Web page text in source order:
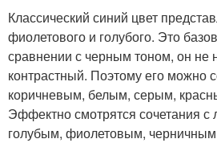
Классический синий цвет
фиолетового и голубого. Это
сравнении с черным тоном, он не
контрастный. Поэтому его можно
коричневым, белым, серым,
Эффектно смотрятся сочетания
голубым, фиолетовым, черничным